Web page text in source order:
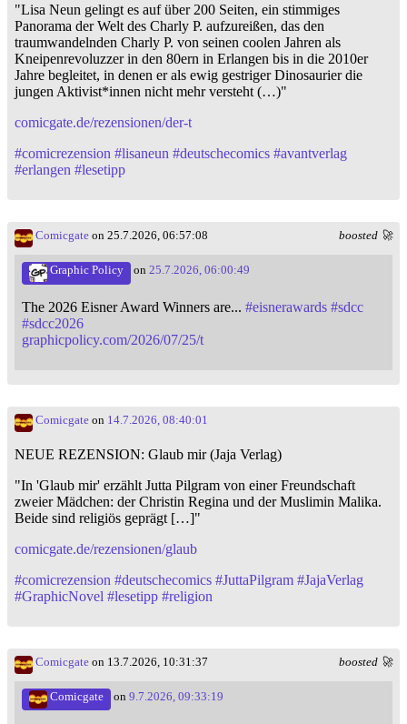
"Lisa Neun gelingt es auf über 200 Seiten, ein stimmiges
Panorama der Welt des Charly P. aufzureißen, das den
traumwandelnden Charly P. von seinen coolen Jahren als
Kneipenrevoluzzer in den 80ern in Erlangen bis in die 2010er
Jahre begleitet, in denen er als ewig gestriger Dinosaurier die
jungen Aktivist*innen nicht mehr versteht (…)"
comicgate.de/rezensionen/der-t
#comicrezension #lisaneun #deutschecomics #avantverlag
#erlangen #lesetipp
boosted 🚀
Comicgate on 25.7.2026, 06:57:08
Graphic Policy on 25.7.2026, 06:00:49
The 2026 Eisner Award Winners are... #eisnerawards #sdcc
#sdcc2026
graphicpolicy.com/2026/07/25/t
Comicgate on 14.7.2026, 08:40:01
NEUE REZENSION: Glaub mir (Jaja Verlag)
"In 'Glaub mir' erzählt Jutta Pilgram von einer Freundschaft
zweier Mädchen: der Christin Regina und der Muslimin Malika.
Beide sind religiös geprägt […]"
comicgate.de/rezensionen/glaub
#comicrezension #deutschecomics #JuttaPilgram #JajaVerlag
#GraphicNovel #lesetipp #religion
boosted 🚀
Comicgate on 13.7.2026, 10:31:37
Comicgate on 9.7.2026, 09:33:19